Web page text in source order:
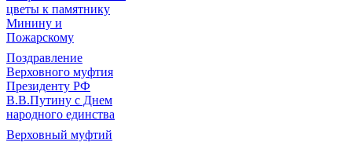
цветы к памятнику
Минину и
Пожарскому
Поздравление
Верховного муфтия
Президенту РФ
В.В.Путину с Днем
народного единства
Верховный муфтий